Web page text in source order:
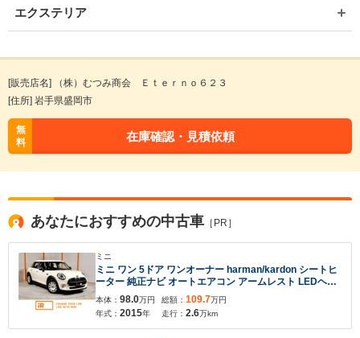
エクステリア
[販売店名] （株）むつみ商会 Ｅｔｅｒｎｏ６２３
[住所] 岩手県盛岡市
無
料
在庫確認・見積依頼
あなたにおすすめの中古車 ［PR］
ミニ
ミニ ワン 5ドア ワンオーナー harman/kardon シートヒ
ーター 純正ナビ オートエアコン アームレスト LEDヘッ
ドライト/フォグ ホワイトターンライト ストレージコン
パートメントパッケージ ETC 整備付
本体： 98.0万円
年式： 2015年
総額： 109.7万円
走行： 2.6万km